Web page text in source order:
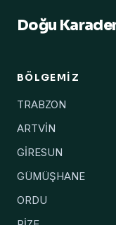
Doğu
BÖLGEMIZ
TRABZON
ARTVİN
GİRESUN
GÜMÜŞHANE
ORDU